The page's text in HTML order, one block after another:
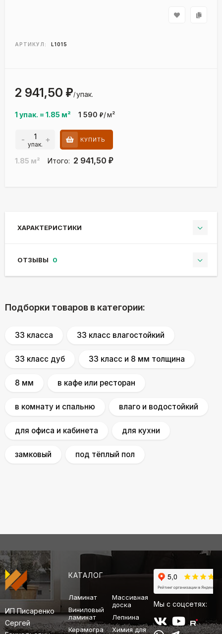
АРТИКУЛ: L1015
1 упак. = 1.85 м² 1 590 ₽/м²
2 941,50 ₽/упак.
- упак. + КУПИТЬ
1.85 м² Итого: 2 941,50 ₽
ХАРАКТЕРИСТИКИ
ОТЗЫВЫ 0
Подборки товаров в категории:
33 классa 33 класс влагостойкий
33 класс дуб 33 класс и 8 мм толщина
8 мм в кафе или ресторан
в комнату и спальню влаго и водостойкий
для офиса и кабинета для кухни
замковый под тёплый пол
ИП Писаренко
Сергей
КАТАЛОГ
Ламинат
Виниловый
ламинат
Керамогра
Массивная
доска
Лепнина
Химия для
Мы с соцсетях: